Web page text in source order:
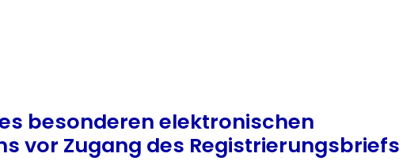
besonderen elektronischen
vor Zugang des Registrierungsbriefs